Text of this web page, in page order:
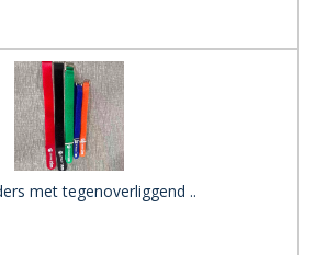
met tegenoverliggend ..